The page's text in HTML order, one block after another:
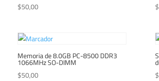
$50,00
$
Memoria de 8.0GB PC-8500 DDR3
1066MHz SO-DIMM
$50,00
$